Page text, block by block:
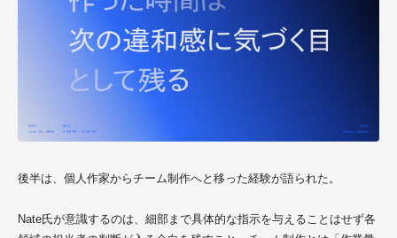
後半は、個人作家からチーム制作へと移った経験が語られた。
Nate氏が意識するのは、細部まで具体的な指示を与えることはせず各